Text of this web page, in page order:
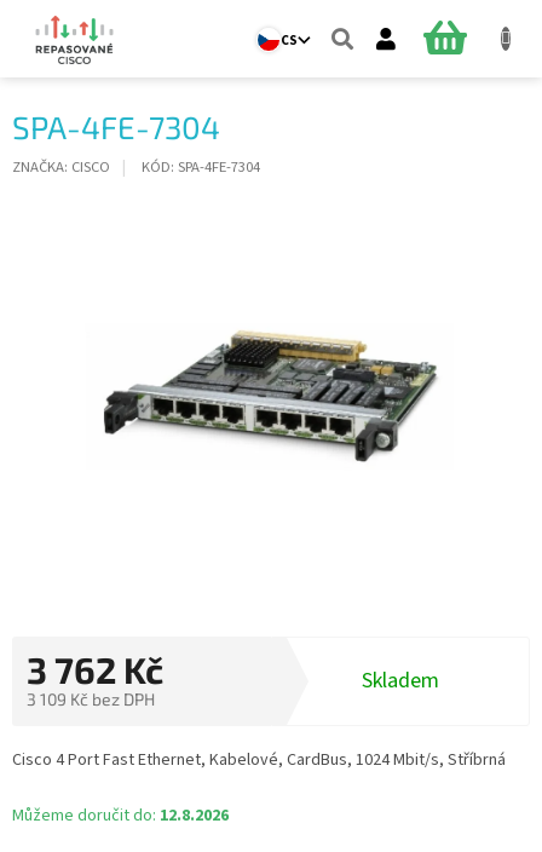
obsah
CS
NÁKUPNÍ
SPA-4FE-7304
ZNAČKA: CISCO KÓD: SPA-4FE-7304
3 762 Kč
3 109 Kč bez DPH
cena:
Skladem
Můžeme doručit do: 12.8.2026
Cisco 4 Port Fast Ethernet, Kabelové, CardBus, 1024 Mbit/s, Stříbrná